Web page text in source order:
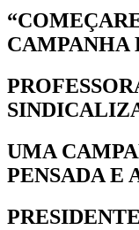
CAMPANHA
UMA
PENSADA E